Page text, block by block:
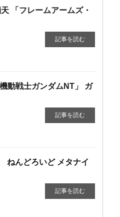
「フレームアームズ・
記事を読む
動戦士ガンダムNT」 ​ガ
記事を読む
ねんどろいど メタナイ
記事を読む